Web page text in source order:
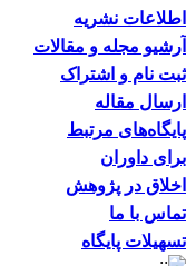
اطلاعات نشریه
آرشیو مجله و مقالات
ثبت نام و اشتراک
ارسال مقاله
پایگاه‌های مرتبط
برای داوران
اخلاق در پژوهش
تماس با ما
تسهیلات پایگاه